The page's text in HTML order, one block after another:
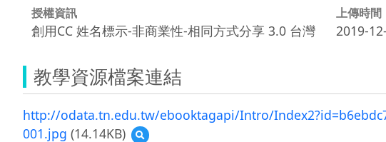
授權資訊
創用CC 姓名標示-非商業性-相同方式分享 3.0 台灣
上傳時間
2019-
教學資源檔案連結
http://odata.tn.edu.tw/ebooktagapi/Intro/
001.jpg (14.14KB)
預